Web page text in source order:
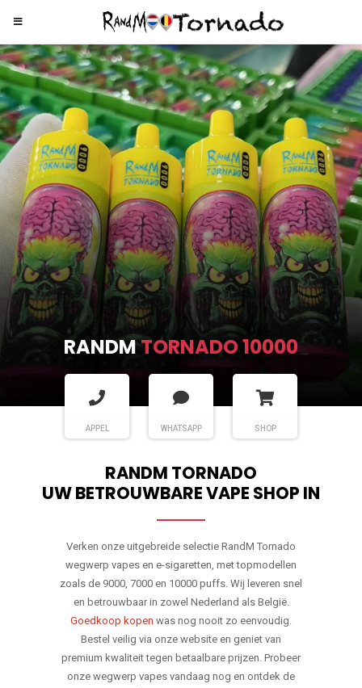
RANDMTORNADO 9000
APPEL WHATSAPP SHOP
RANDM TORNADO
UW BETROUWBARE VAPE SHOP IN
Verken onze uitgebreide selectie RandM Tornado
wegwerp vapes en e-sigaretten, met topmodellen
zoals de 9000, 7000 en 10000 puffs. Wij leveren snel
en betrouwbaar in zowel Nederland als België.
Goedkoop kopen was nog nooit zo eenvoudig.
Bestel veilig via onze website en geniet van
premium kwaliteit tegen betaalbare prijzen. Probeer
onze wegwerp vapes vandaag nog en ontdek de